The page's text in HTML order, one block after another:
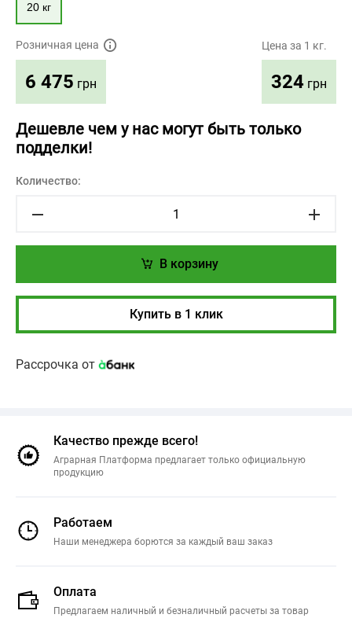
20 кг
Розничная цена
6 475 грн
Цена за 1 кг.
324 грн
Дешевле чем у нас могут быть только
подделки!
Количество:
В корзину
Купить в 1 клик
Рассрочка от
Качество прежде всего!
Аграрная Платформа предлагает только официальную
продукцию
Работаем
Наши менеджера борются за каждый ваш заказ
Оплата
Предлагаем наличный и безналичный расчеты за товар